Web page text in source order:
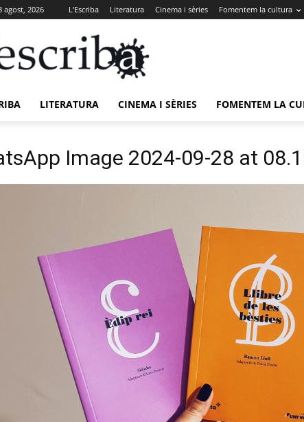
agost, 2026 L’Escriba Literatura Cinema i sèries Fomentem la cultura
LITERATURA CINEMA I SÈRIES FOMENTEM LA
Image 2024-09-28 at